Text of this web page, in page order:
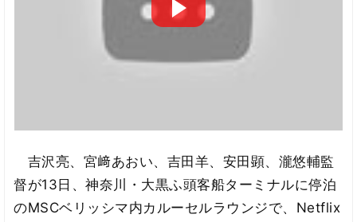
吉沢亮、宮﨑あおい、吉田羊、安田顕、瀧悠輔監
督が13日、神奈川・大黒ふ頭客船ターミナルに停泊
のMSCベリッシマ内カルーセルラウンジで、Netflix